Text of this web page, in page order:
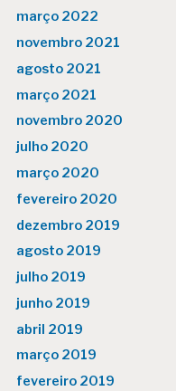
março 2022
novembro 2021
agosto 2021
março 2021
novembro 2020
julho 2020
março 2020
fevereiro 2020
dezembro 2019
agosto 2019
julho 2019
junho 2019
abril 2019
março 2019
fevereiro 2019